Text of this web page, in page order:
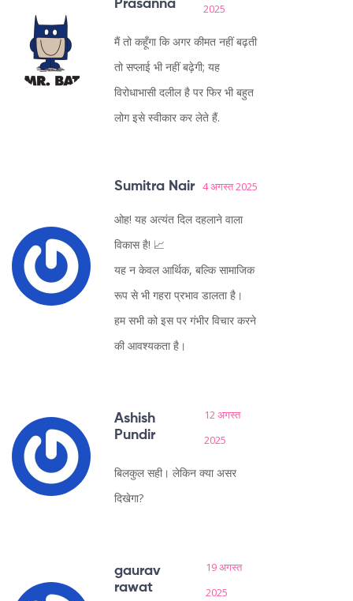
Prasanna 2025
मैं तो कहूँगा कि अगर कीमत नहीं बढ़ती
तो सप्लाई भी नहीं बढ़ेगी; यह
विरोधाभासी दलील है पर फिर भी बहुत
लोग इसे स्वीकार कर लेते हैं.
Sumitra Nair 4 अगस्त 2025
ओह! यह अत्यंत दिल दहलाने वाला
विकास है! 📈
यह न केवल आर्थिक, बल्कि सामाजिक
रूप से भी गहरा प्रभाव डालता है।
हम सभी को इस पर गंभीर विचार करने
की आवश्यकता है।
Ashish
Pundir
12 अगस्त
2025
बिलकुल सही। लेकिन क्या असर
दिखेगा?
gaurav
rawat
19 अगस्त
2025